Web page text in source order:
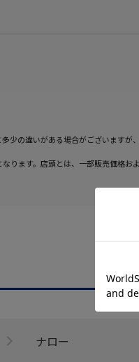
少の違いがある場合がございますが
ります。店頭とは、一部販売価格お
ナロー